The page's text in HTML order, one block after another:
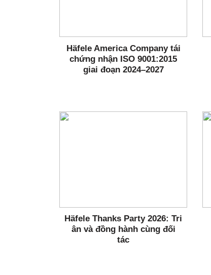
Häfele America Company tái
chứng nhận ISO 9001:2015
giai đoạn 2024–2027
Häfele Thanks Party 2026: Tri
ân và đồng hành cùng đối
tác